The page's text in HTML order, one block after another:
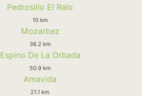
Pedrosillo El Ralo
10 km
Mozarbez
38.2 km
Espino De La Orbada
50.9 km
Amavida
21.1 km